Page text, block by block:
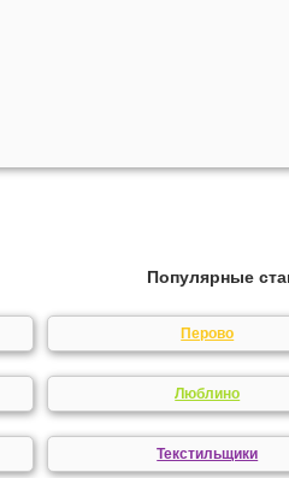
Популярные
Перово
Люблино
Текстильщики